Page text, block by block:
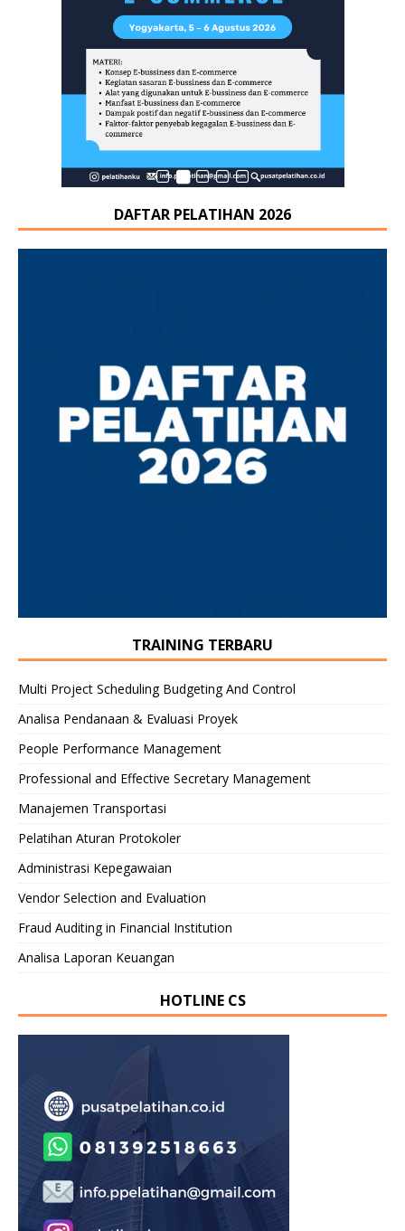
DAFTAR PELATIHAN 2026
TRAINING TERBARU
Multi Project Scheduling Budgeting And Control
Analisa Pendanaan & Evaluasi Proyek
People Performance Management
Professional and Effective Secretary Management
Manajemen Transportasi
Pelatihan Aturan Protokoler
Administrasi Kepegawaian
Vendor Selection and Evaluation
Fraud Auditing in Financial Institution
Analisa Laporan Keuangan
HOTLINE CS